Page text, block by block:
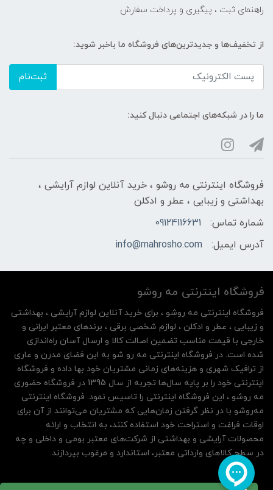
راهنمای ثبت ، پیگیری و پرداخت سفارش
از تخفیف‌ها و جدیدترین‌های فروشگاه ما باخبر شوید:
ثبت‌نام
ما را در شبکه‌های اجتماعی دنبال کنید:
فروشگاه اینترنتی مه‌ رو‌شو ، خرید آنلاین لوازم آرایشی ،
بهداشتی و زیبایی ، عطر و ادکلن
شماره تماس:
09124116631
آدرس ایمیل:
info@mahrosho.com
فروشگاه اینترنتی مه‌ رو‌شو
فروشگاه اینترنتی مه‌ رو‌شو ، برای خرید آنلاین لوازم آرایشی ، بهداشتی
و زیبایی ، عطر و ادکلن ، لوازم شخصی برقی ، برندهای معتبر ایرانی و
خارجی با قیمت مناسب تضمین اصالت کالا و ارسال آسان راه‌اندازی
شده است. در فروشگاه اینترنتی مه رو شو به این فضای مدرن و عاری
از ترافیک شهری و هزینه‌های زمانی مشتریان خود بها داده و فروشگاه
اینترنتی خود را بر پایه سال‌ها تجربه از سال 1395 در فروشگاه حضوری
مه روشو ، این فروشگاه اینترنتی را تاسیس نمود. فروشگاه اینترنتی
مه‌رو‌شو با در نظر گرفتن زمان‌هایی که مشتریان می‌توانند از آن‌ برای
اوقات فراغت و استراحت خود استفاده کنند، به انتخاب و ارائه
محصولات آرایشی و بهداشتی از شرکت‌های معتبر بومی و داخلی و چه
در سطح کالاهای وارداتی معتبر، استاندارد و مرغوب بپردازند.